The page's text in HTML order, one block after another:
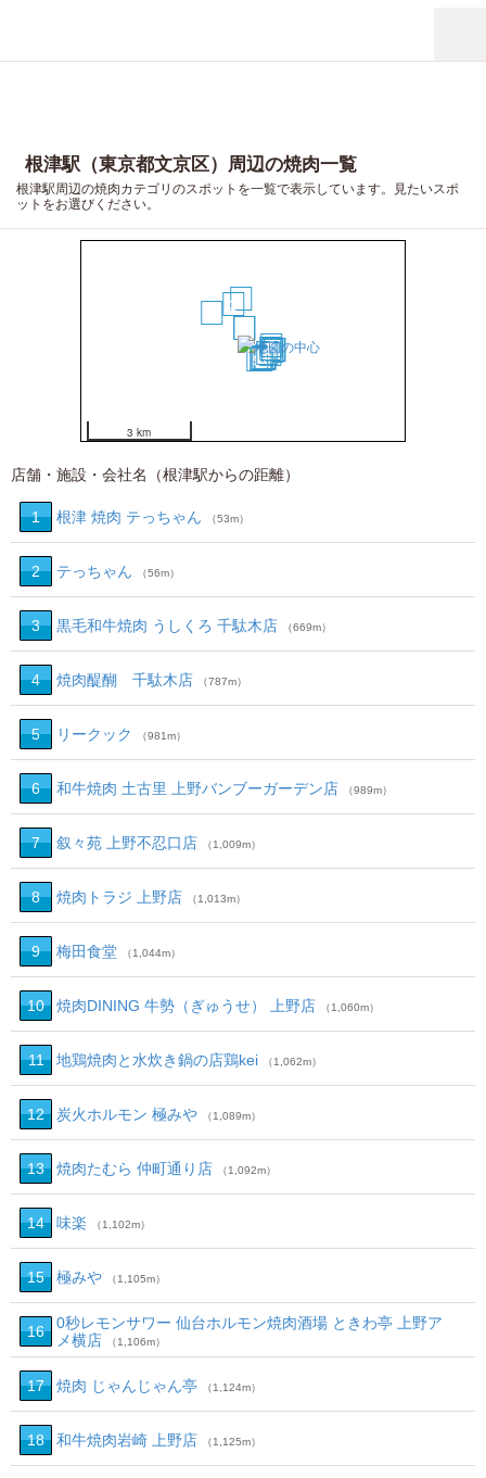
根津駅（東京都文京区）周辺の焼肉一覧
根津駅周辺の焼肉カテゴリのスポットを一覧で表示しています。見たいスポ
ットをお選びください。
34
6
7
8
9
10
1112
13
1415
16
17
1819
20
3 km
店舗・施設・会社名（根津駅からの距離）
1 根津 焼肉 テっちゃん （53m）
2 テっちゃん （56m）
3 黒毛和牛焼肉 うしくろ 千駄木店 （669m）
4 焼肉醍醐 千駄木店 （787m）
5 リークック （981m）
6 和牛焼肉 土古里 上野バンブーガーデン店 （989m）
7 叙々苑 上野不忍口店 （1,009m）
8 焼肉トラジ 上野店 （1,013m）
9 梅田食堂 （1,044m）
10 焼肉DINING 牛勢（ぎゅうせ） 上野店 （1,060m）
11 地鶏焼肉と水炊き鍋の店鶏kei （1,062m）
12 炭火ホルモン 極みや （1,089m）
13 焼肉たむら 仲町通り店 （1,092m）
14 味楽 （1,102m）
15 極みや （1,105m）
16
0秒レモンサワー 仙台ホルモン焼肉酒場 ときわ亭 上野ア
メ横店
（1,106m）
17 焼肉 じゃんじゃん亭 （1,124m）
18 和牛焼肉岩崎 上野店 （1,125m）